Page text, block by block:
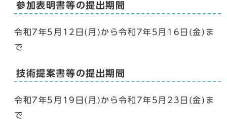
参加表明書等の提出期間
令和7年5月12日(月)から令和7年5月16日(金)ま
で
技術提案書等の提出期間
令和7年5月19日(月)から令和7年5月23日(金)ま
で